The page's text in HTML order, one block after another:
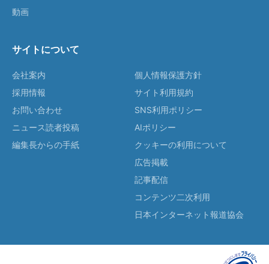
動画
サイトについて
会社案内
採用情報
お問い合わせ
ニュース読者投稿
編集長からの手紙
個人情報保護方針
サイト利用規約
SNS利用ポリシー
AIポリシー
クッキーの利用について
広告掲載
記事配信
コンテンツ二次利用
日本インターネット報道協会